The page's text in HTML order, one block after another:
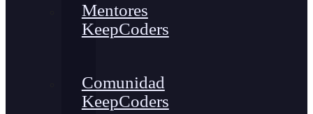
Mentores
KeepCoders
Comunidad
KeepCoders